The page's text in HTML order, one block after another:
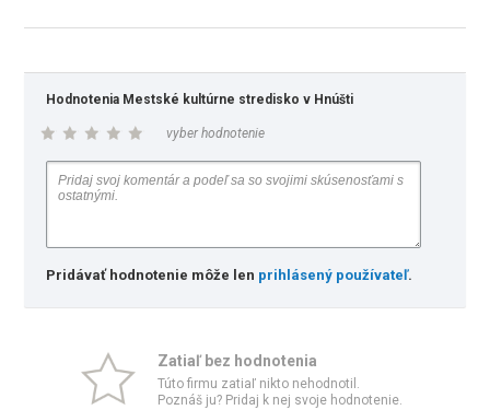
Hodnotenia Mestské kultúrne stredisko v Hnúšti
vyber hodnotenie
Pridávať hodnotenie môže len prihlásený používateľ.
Zatiaľ bez hodnotenia
Túto firmu zatiaľ nikto nehodnotil.
Poznáš ju? Pridaj k nej svoje hodnotenie.